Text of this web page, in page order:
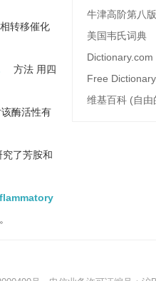
转移催化
方法 用四
酶活性有
究了芳胺和
牛津高阶第八版
美国韦氏词典
Dictionary.com
Free Dictionary
维基百科 (自由